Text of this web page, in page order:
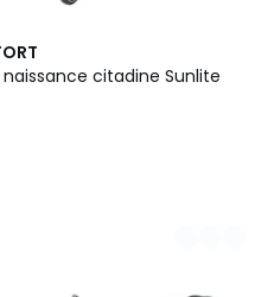
citadine Sunlite